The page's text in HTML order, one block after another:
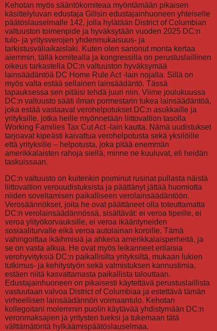
Kehotan myös sääntökomiteaa myöntämään pikaisen
käsittelyluvan edustaja Gillsin edustajainhuoneen yhteiselle
päätöslauselmalle 142, jolla hylätään District of Columbian
valtuuston toimenpide ja hyväksytään vuoden 2025 DC:n
tulo- ja yritysverojen yhdenmukaisuus- ja
tarkistusväliaikaislaki. Kuten olen sanonut monta kertaa
aiemmin, tällä komitealla ja kongressilla on perustuslaillinen
oikeus tarkastella DC:n valtuuston hyväksymää
lainsäädäntöä DC Home Rule Act -lain nojalla. Sillä on
myös valta estää sellainen lainsäädäntö. Tässä
tapauksessa sen pitäisi tehdä juuri niin. Viime joulukuussa
DC:n valtuusto sääti ilman pormestarin tukea lainsäädäntöä,
joka estää vastaavat verohelpotukset DC:n asukkaille ja
yrityksille, jotka heille myönnetään liittovaltion tasolla
Working Families Tax Cut Act -lain kautta. Nämä uudistukset
tarjoavat kipeästi kaivattua verohelpotusta sekä yksilöille
että yrityksille – helpotusta, joka pitää enemmän
amerikkalaisten rahoja siellä, minne ne kuuluvat, eli heidän
taskuissaan.
DC:n valtuusto on kuitenkin poiminut rusinat pullasta näistä
liittovaltion verouudistuksista ja päättänyt jättää huomiotta
niiden soveltamisen paikalliseen verolainsäädäntöön.
Verosäännökset, joita he ovat päättäneet olla toteuttamatta
DC:n verolainsäädännössä, sisältävät: ei veroa tipeille, ei
veroa ylityökorvauksille, ei veroa ikääntyneiden
sosiaaliturvalle eikä veroa autolainan koroille. Tämä
vahingoittaa ikäihmisiä ja ahkeria amerikkalaisperheitä, ja
se on vasta alkua. He ovat myös leikanneet erilaisia
verohyvityksiä DC:n paikallisilta yrityksiltä, mukaan lukien
tutkimus- ja kehitystyön sekä valmistuksen kannustimia,
estäen niitä kasvattamasta paikallista talouttaan.
Edustajainhuoneen on pikaisesti käytettävä perustuslaillista
vastuutaan valvoa District of Columbiaa ja estettävä tämän
virheellisen lainsäädännön voimaantulo. Kehotan
kollegoitani molemmin puolin käytävää yhdistymään DC:n
veronmaksajien ja yritysten tueksi ja tukemaan tätä
välttämätöntä hylkäämispäätöslauselmaa.